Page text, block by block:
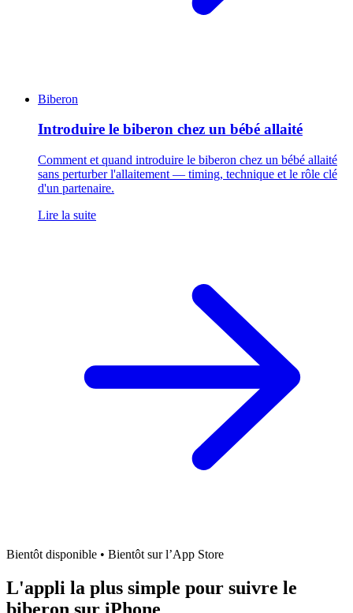
Biberon
Introduire le biberon chez un bébé allaité
Comment et quand introduire le biberon chez un bébé allaité
sans perturber l'allaitement — timing, technique et le rôle clé
d'un partenaire.
Lire la suite
Bientôt disponible • Bientôt sur l’App Store
L'appli la plus simple pour suivre le